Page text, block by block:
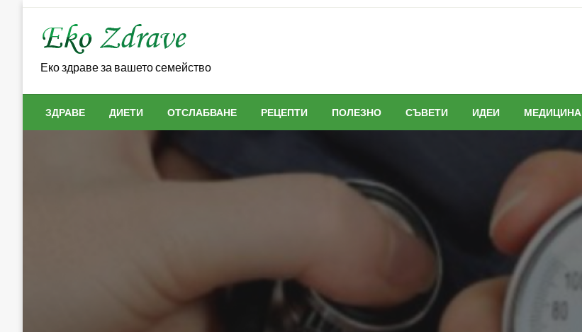
Еко здраве за вашето семейство
ЗДРАВЕ ДИЕТИ ОТСЛАБВАНЕ РЕЦЕПТИ ПОЛЕЗНО СЪВЕТИ ИДЕИ МЕДИЦИНА